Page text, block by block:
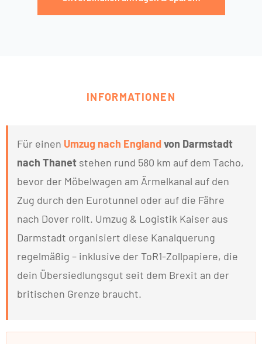
INFORMATIONEN
Für einen Umzug nach Englandvon Darmstadt
nach Thanet stehen rund 580 km auf dem Tacho,
bevor der Möbelwagen am Ärmelkanal auf den
Zug durch den Eurotunnel oder auf die Fähre
nach Dover rollt. Umzug & Logistik Kaiser aus
Darmstadt organisiert diese Kanalquerung
regelmäßig – inklusive der ToR1-Zollpapiere, die
dein Übersiedlungsgut seit dem Brexit an der
britischen Grenze braucht.